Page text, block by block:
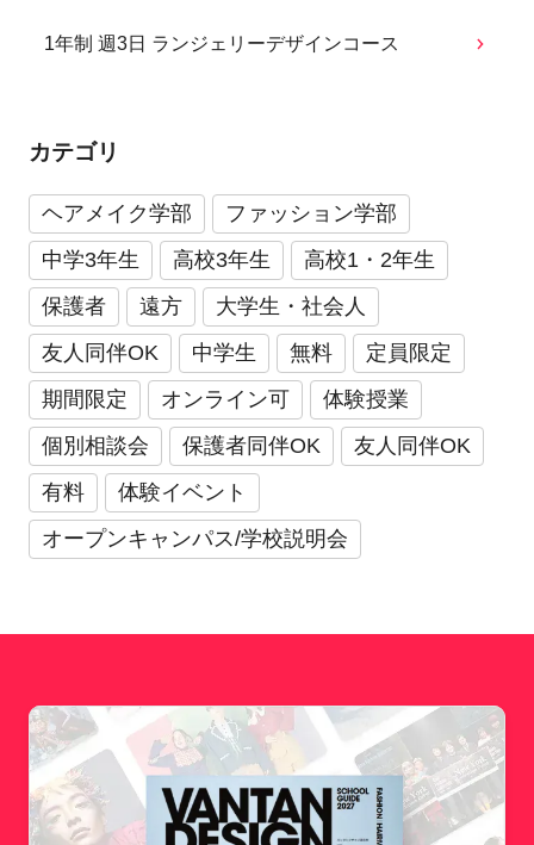
1年制 週3日 ランジェリーデザインコース
カテゴリ
ヘアメイク学部
ファッション学部
中学3年生
高校3年生
高校1・2年生
保護者
遠方
大学生・社会人
友人同伴OK
中学生 無料
定員限定
期間限定
オンライン可
体験授業
個別相談会
保護者同伴OK
友人同伴OK
有料
体験イベント
オープンキャンパス/学校説明会